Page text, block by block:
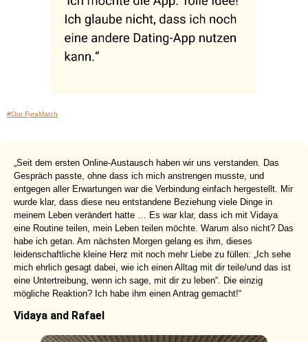
#Our FyraMatch
„Seit dem ersten Online-Austausch haben wir uns verstanden. Das
Gespräch passte, ohne dass ich mich anstrengen musste, und
entgegen aller Erwartungen war die Verbindung einfach hergestellt. Mir
wurde klar, dass diese neu entstandene Beziehung viele Dinge in
meinem Leben verändert hatte … Es war klar, dass ich mit Vidaya
eine Routine teilen, mein Leben teilen möchte. Warum also nicht? Das
habe ich getan. Am nächsten Morgen gelang es ihm, dieses
leidenschaftliche kleine Herz mit noch mehr Liebe zu füllen: „Ich sehe
mich ehrlich gesagt dabei, wie ich einen Alltag mit dir teile/und das ist
eine Untertreibung, wenn ich sage, mit dir zu leben“. Die einzig
mögliche Reaktion? Ich habe ihm einen Antrag gemacht!“
Vidaya and Rafael